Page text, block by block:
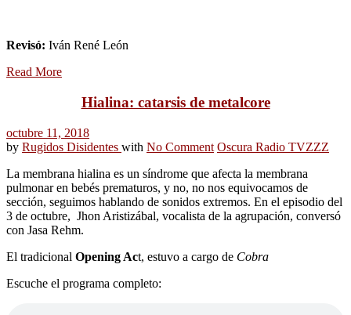
Revisó: Iván René León
Read More
Hialina: catarsis de metalcore
octubre 11, 2018
by Rugidos Disidentes with No Comment Oscura Radio TVZZZ
La membrana hialina es un síndrome que afecta la membrana
pulmonar en bebés prematuros, y no, no nos equivocamos de
sección, seguimos hablando de sonidos extremos. En el episodio del
3 de octubre, Jhon Aristizábal, vocalista de la agrupación, conversó
con Jasa Rehm.
El tradicional Opening Act, estuvo a cargo de Cobra
Escuche el programa completo: